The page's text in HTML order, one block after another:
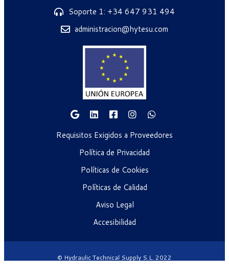
Soporte 1: +34 647 931 494
administracion@hytesu.com
Requisitos Exigidos a Proveedores
Política de Privacidad
Políticas de Cookies
Políticas de Calidad
Aviso Legal
Accesibilidad
© Hydraulic Technical Supply S.L. 2022